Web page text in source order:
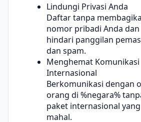
Lindungi Privasi Anda
Daftar tanpa
nomor pribadi Anda dan
hindari panggilan
dan spam.
Menghemat Komunikasi
Internasional
Berkomunikasi dengan
orang di %negara%
paket internasional yang
mahal.